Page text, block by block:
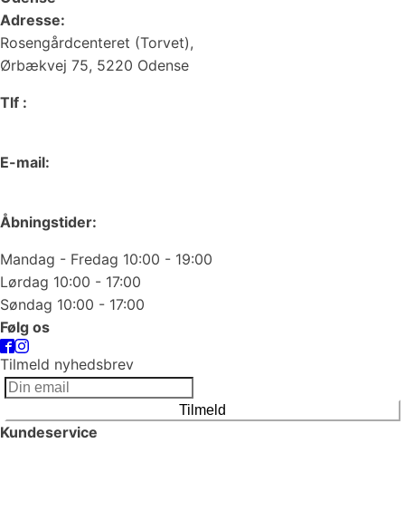
Adresse:
Rosengårdcenteret (Torvet),
Ørbækvej 75, 5220 Odense
Tlf :
E-mail:
Åbningstider:
Mandag - Fredag 10:00 - 19:00
Lørdag 10:00 - 17:00
Søndag 10:00 - 17:00
Følg os
Tilmeld nyhedsbrev
Tilmeld
Kundeservice